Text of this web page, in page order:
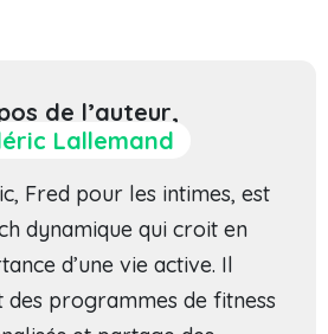
de l’auteur,
Lallemand
Fred pour les intimes, est
dynamique qui croit en
d’une vie active. Il
des programmes de fitness